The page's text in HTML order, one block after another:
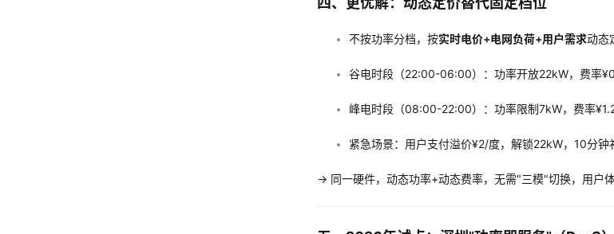
不按功率分档，按实时电价+电网负荷+用户需求动态
谷电时段（22:00-06:00）：功率开放22kW，费率
峰电时段（08:00-22:00）：功率限制7kW，费率
紧急场景：用户支付溢价¥2/度，解锁22kW，10分钟
→ 同一硬件，动态功率+动态费率，无需"三模"切换，用户